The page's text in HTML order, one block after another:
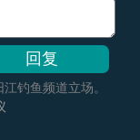
钓鱼频道立场。